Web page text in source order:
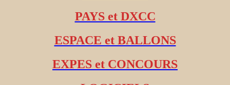
PAYS et DXCC
ESPACE et BALLONS
EXPES et CONCOURS